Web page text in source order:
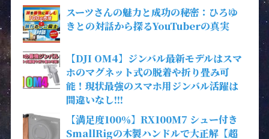
スーツさんの魅力と成功の秘密：ひろゆ
きとの対話から探るYouTuberの真実
【DJI OM4】ジンバル最新モデルはスマ
ホのマグネット式の脱着や折り畳み可
能！現状最強のスマホ用ジンバル活躍は
間違いなし!!!
【満足度100％】RX100M7 シュー付き
SmallRigの木製ハンドルで大正解【超